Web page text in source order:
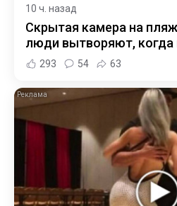
10 ч. назад
Скрытая камера на
люди вытворяют, когда
293 54 63